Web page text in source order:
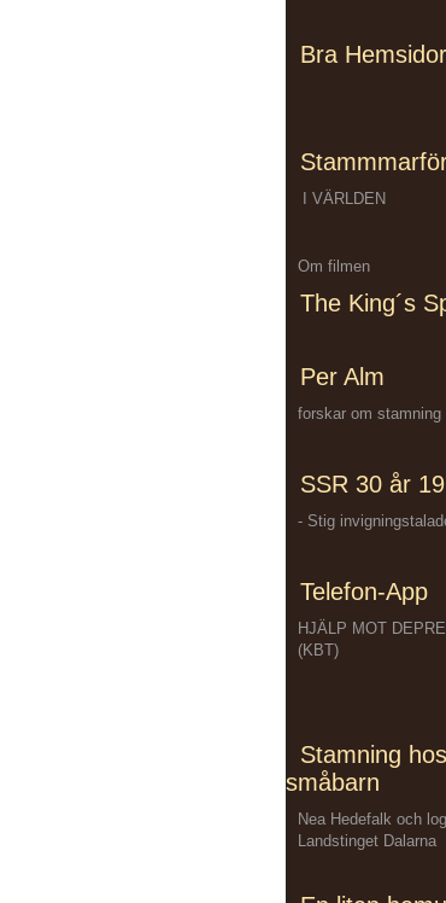
Bra
I VÄRLDEN
Om filmen
The King´s
Per Alm
forskar om stamning
SSR 30 år
- Stig
Telefon-App
HJÄLP MOT
(KBT)
Stamning hos
småbarn
Nea Hedefalk och
Landstinget Dalarna